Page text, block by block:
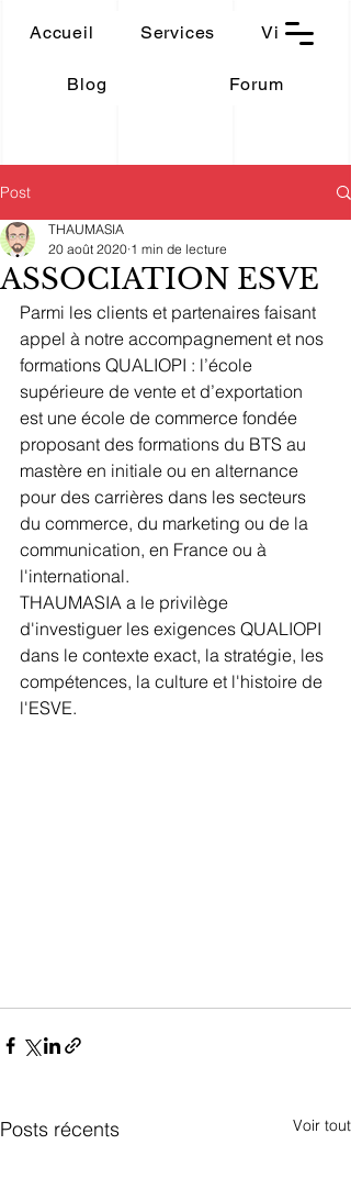
THAUMASIA
Accueil Services Vidéos
Blog Forum
Post
ASSOCIATION ESVE
THAUMASIA
20 août 2020 1 min de lecture
Parmi les clients et partenaires faisant
appel à notre accompagnement et nos
formations QUALIOPI : l’école
supérieure de vente et d’exportation
est une école de commerce fondée
proposant des formations du BTS au
mastère en initiale ou en alternance
pour des carrières dans les secteurs
du commerce, du marketing ou de la
communication, en France ou à
l'international.
THAUMASIA a le privilège
d'investiguer les exigences QUALIOPI
dans le contexte exact, la stratégie, les
compétences, la culture et l'histoire de
l'ESVE.
Posts récents Voir tout